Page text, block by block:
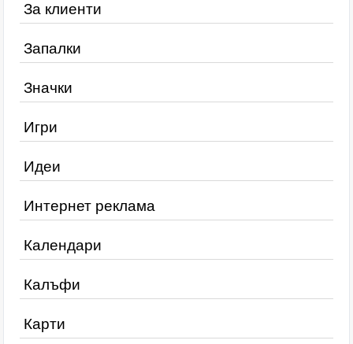
За клиенти
Запалки
Значки
Игри
Идеи
Интернет реклама
Календари
Калъфи
Карти